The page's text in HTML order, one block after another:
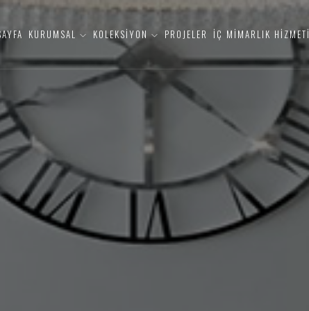
KURUMSAL KOLEKSİYON PROJELER İÇ MİMARLIK HİZMETİ